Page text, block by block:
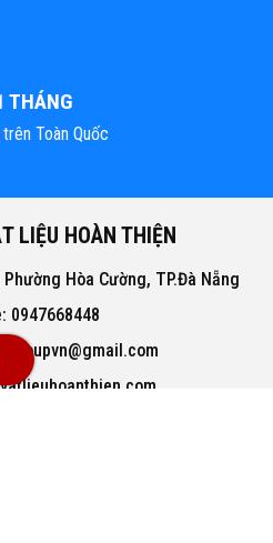
THÁNG
Toàn Quốc
LIỆU HOÀN THIỆN
Hòa Cường, TP.Đà Nẵng
0947668448